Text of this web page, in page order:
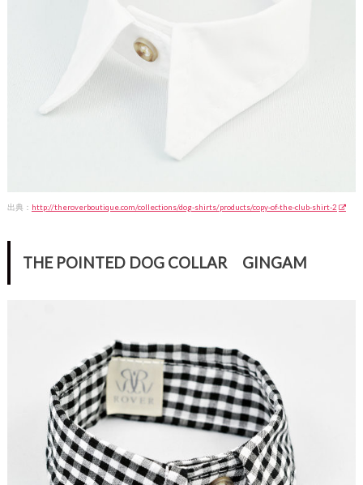
出典： http://theroverboutique.com/collections/dog-shirts/products/copy-of-the-club-shirt-2
THE POINTED DOG COLLAR GINGAM